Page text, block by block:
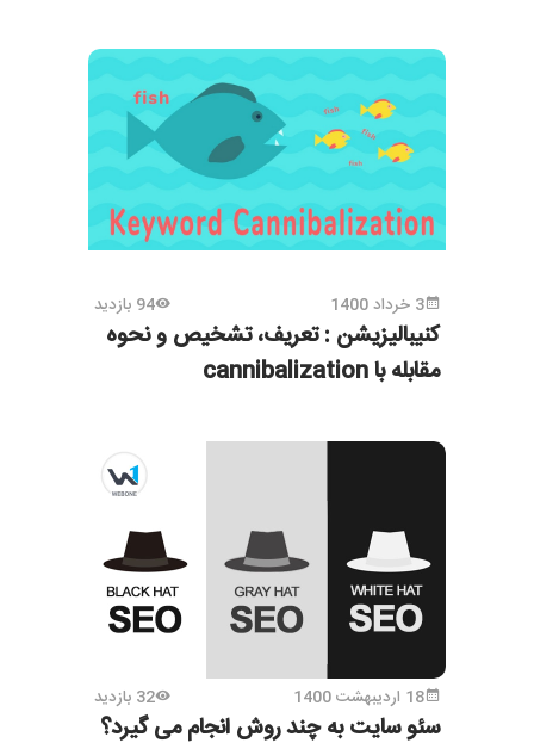
3 خرداد 1400 94 بازدید
کنیبالیزیشن : تعریف، تشخیص و نحوه
مقابله با cannibalization
18 اردیبهشت 1400 32 بازدید
سئو سایت به چند روش انجام می گیرد؟